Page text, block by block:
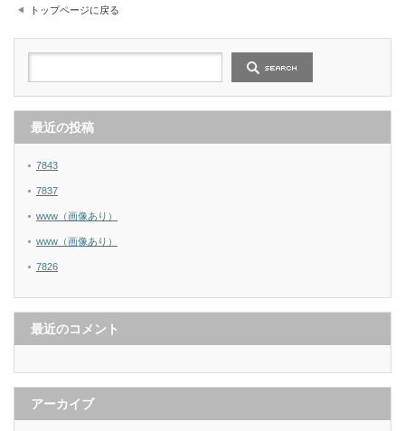
トップページに戻る
最近の投稿
7843
7837
www（画像あり）
www（画像あり）
7826
最近のコメント
アーカイブ